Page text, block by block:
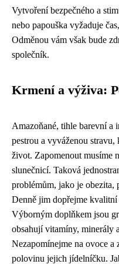
Vytvoření bezpečného a
nebo papouška vyžaduje
Odměnou vám však bude
společník.
Krmení a výživa:
Amazoňané, tihle barevní a
pestrou a vyváženou
život. Zapomenout musíme
slunečnicí. Taková
problémům, jako je obezita,
Denně jim dopřejme kvalitní
Výborným doplňkem jsou
obsahují vitamíny, minerály
Nezapomínejme na ovoce
polovinu jejich jídelníčku.